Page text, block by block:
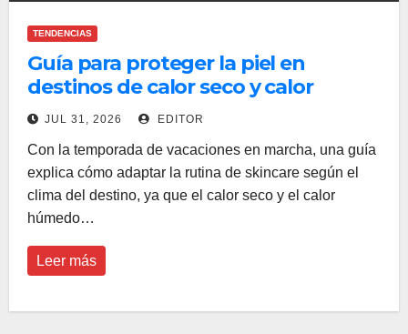
TENDENCIAS
Guía para proteger la piel en
destinos de calor seco y calor
húmedo
JUL 31, 2026 EDITOR
Con la temporada de vacaciones en marcha, una guía
explica cómo adaptar la rutina de skincare según el
clima del destino, ya que el calor seco y el calor
húmedo…
Leer más